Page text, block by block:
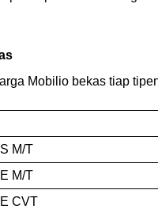
Mobilio bekas tiap
M/T
M/T
CVT